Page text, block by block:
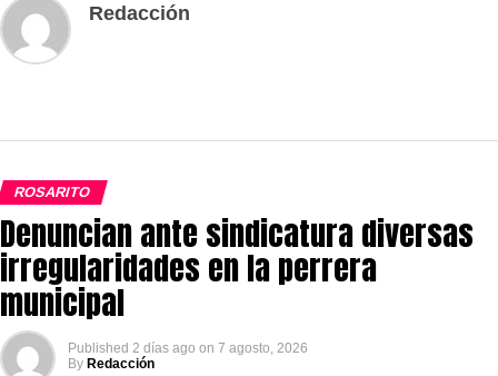
Redacción
ROSARITO
Denuncian ante sindicatura diversas
irregularidades en la perrera
municipal
Published 2 días ago on 7 agosto, 2026
By Redacción